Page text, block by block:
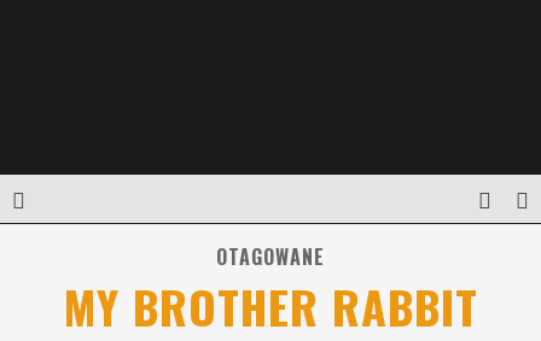
OTAGOWANE
MY BROTHER RABBIT